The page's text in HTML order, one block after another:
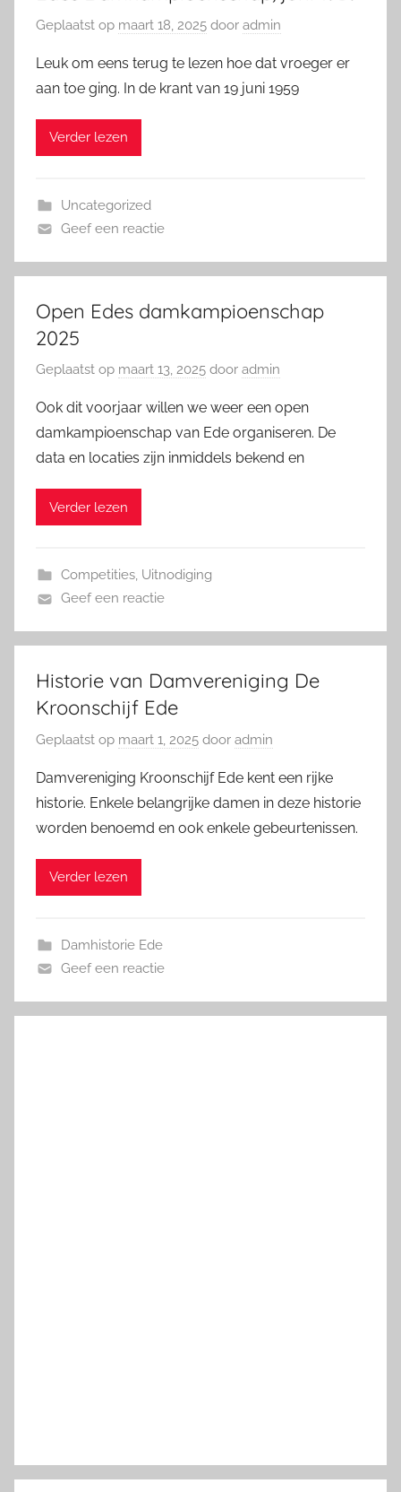
Geplaatst op maart 18, 2025 door admin
Leuk om eens terug te lezen hoe dat vroeger er
aan toe ging. In de krant van 19 juni 1959
Verder lezen
Uncategorized
Geef een reactie
Open Edes damkampioenschap
2025
Geplaatst op maart 13, 2025 door admin
Ook dit voorjaar willen we weer een open
damkampioenschap van Ede organiseren. De
data en locaties zijn inmiddels bekend en
Verder lezen
Competities, Uitnodiging
Geef een reactie
Historie van Damvereniging De
Kroonschijf Ede
Geplaatst op maart 1, 2025 door admin
Damvereniging Kroonschijf Ede kent een rijke
historie. Enkele belangrijke damen in deze historie
worden benoemd en ook enkele gebeurtenissen.
Verder lezen
Damhistorie Ede
Geef een reactie